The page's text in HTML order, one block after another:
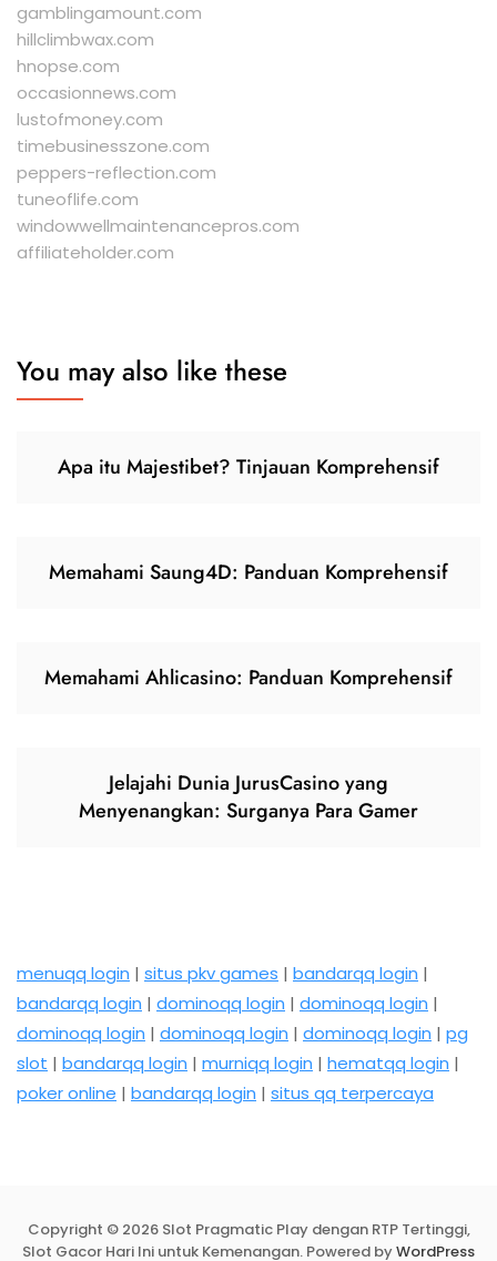
gamblingamount.com
hillclimbwax.com
hnopse.com
occasionnews.com
lustofmoney.com
timebusinesszone.com
peppers-reflection.com
tuneoflife.com
windowwellmaintenancepros.com
affiliateholder.com
You may also like these
Apa itu Majestibet? Tinjauan Komprehensif
Memahami Saung4D: Panduan Komprehensif
Memahami Ahlicasino: Panduan Komprehensif
Jelajahi Dunia JurusCasino yang
Menyenangkan: Surganya Para Gamer
menuqq login | situs pkv games | bandarqq login |
bandarqq login | dominoqq login | dominoqq login |
dominoqq login | dominoqq login | dominoqq login | pg
slot | bandarqq login | murniqq login | hematqq login |
poker online | bandarqq login | situs qq terpercaya
Copyright © 2026 Slot Pragmatic Play dengan RTP Tertinggi,
Slot Gacor Hari Ini untuk Kemenangan. Powered byWordPress